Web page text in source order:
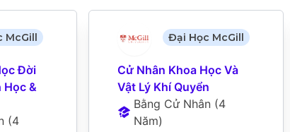
McGill
Đời
Học &
(4
Đại Học McGill
Cử Nhân Khoa Học Và
Vật Lý Khí Quyển
Bằng Cử Nhân (4
Năm)